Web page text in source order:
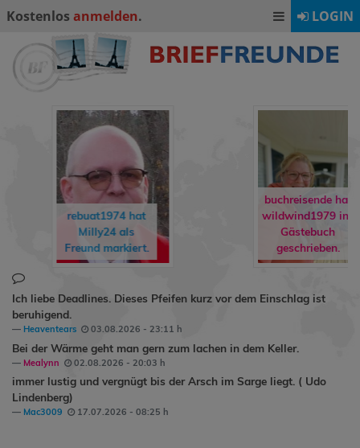
Kostenlos anmelden. LOGIN
rebuat1974hat
Milly24als
Freund markiert.
buchreisende hat
wildwind1979ins
Gästebuch
geschrieben.
Ich liebe Deadlines. Dieses Pfeifen kurz vor dem Einschlag ist
beruhigend.
Heaventears 03.08.2026 - 23:11 h
Bei der Wärme geht man gern zum lachen in dem Keller.
Mealynn 02.08.2026 - 20:03 h
immer lustig und vergnügt bis der Arsch im Sarge liegt. ( Udo
Lindenberg)
Mac3009 17.07.2026 - 08:25 h